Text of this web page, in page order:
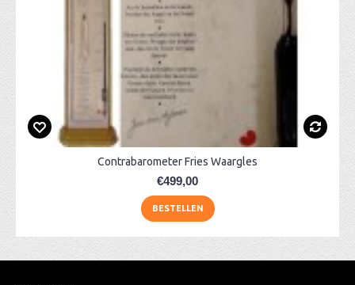
Contrabarometer Fries Waargles
€499,00
BESTELLEN